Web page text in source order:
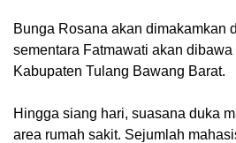
Bunga Rosana akan dimakamkan
sementara Fatmawati akan
Kabupaten Tulang Bawang Barat.
Hingga siang hari, suasana duka
area rumah sakit. Sejumlah